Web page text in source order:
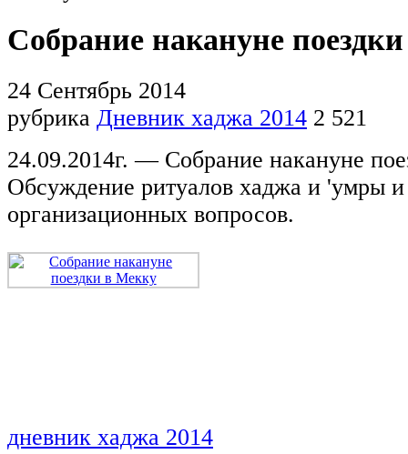
Собрание накануне
24 Сентябрь 2014
рубрика Дневник хаджа 2014 2 521
24.09.2014г. — Собрание накануне
Обсуждение ритуалов хаджа и 'умры и
организационных вопросов.
дневник хаджа 2014